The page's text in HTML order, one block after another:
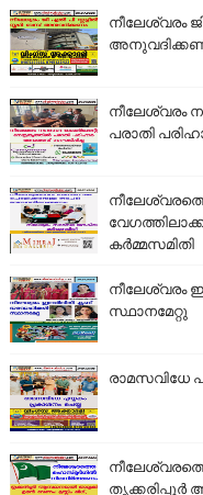
നീലേശ്വരം
നീലേശ്വരം
പരാതി
കർമ്മസമിതി
നീലേശ്വരം
സ്ഥാനമേറ്റു
രാമസവിധേ
തൃക്കരിപ്പൂർ